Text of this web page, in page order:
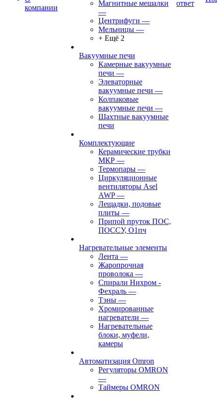
компании
Магнитные мешалки
—
Центрифуги —
Мельницы —
+ Ещё 2
Вакуумные печи
Камерные вакуумные
печи —
Элеваторные
вакуумные печи —
Колпаковые
вакуумные печи —
Шахтные вакуумные
печи
Комплектующие
Керамические трубки
МКР —
Термопары —
Циркуляционные
вентиляторы Asel
AWP—
Лещадки, подовые
плиты —
Припой пруток ПОС,
ПОССУ, О1пч
Нагревательные элементы
Лента —
Жаропрочная
проволока —
Спирали Нихром -
Фехраль —
Тэны —
Хромированные
нагреватели —
Нагревательные
блоки, муфели,
камеры
Автоматизация Omron
Регуляторы OMRON
—
Таймеры OMRON
ответ